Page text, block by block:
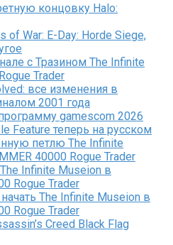
концовку Halo:
of War: E-Day: Horde Siege,
с Тразином The Infinite
Trader
все изменения в
2001 года
gamescom 2026
Feature теперь на русском
петлю The Infinite
40000 Rogue Trader
Infinite Museion в
Rogue Trader
The Infinite Museion в
Rogue Trader
Creed Black Flag